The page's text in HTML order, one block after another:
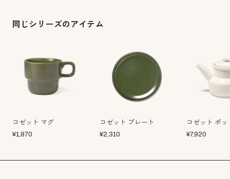
同じシリーズのアイテム
コゼット マグ
¥1,870
コゼット プレート
¥2,310
コゼット ポッ
¥7,920